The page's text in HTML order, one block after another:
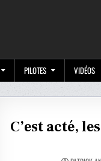
PILOTES VIDÉOS
C’est acté,